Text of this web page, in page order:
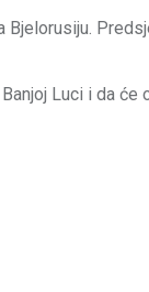
Luci i da će